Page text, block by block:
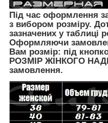
Під час оформлення
з вибором розміру.
зазначених у таблиці
Оформляючи
Вам розмір: під
РОЗМІР ЖІНКОГО
замовлення.